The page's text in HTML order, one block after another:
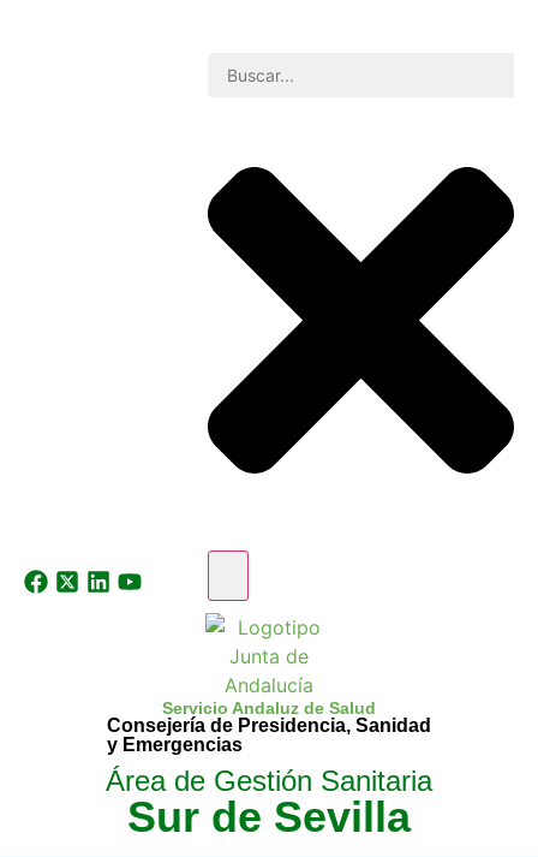
Servicio Andaluz de Salud
Consejería de Presidencia, Sanidad
y Emergencias
Área de Gestión Sanitaria
Sur de Sevilla